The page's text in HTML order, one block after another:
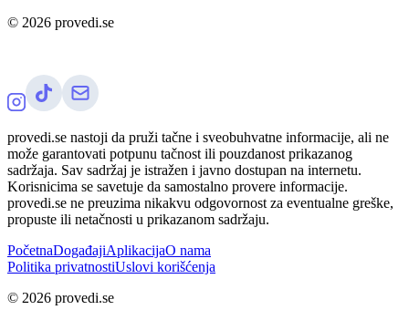
© 2026 provedi.se
provedi.se nastoji da pruži tačne i sveobuhvatne informacije, ali ne
može garantovati potpunu tačnost ili pouzdanost prikazanog
sadržaja. Sav sadržaj je istražen i javno dostupan na internetu.
Korisnicima se savetuje da samostalno provere informacije.
provedi.se ne preuzima nikakvu odgovornost za eventualne greške,
propuste ili netačnosti u prikazanom sadržaju.
PočetnaDogađajiAplikacijaO nama
Politika privatnostiUslovi korišćenja
© 2026 provedi.se